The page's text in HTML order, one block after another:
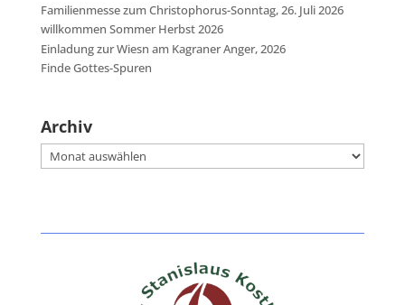
Familienmesse zum Christophorus-Sonntag, 26. Juli 2026
willkommen Sommer Herbst 2026
Einladung zur Wiesn am Kagraner Anger, 2026
Finde Gottes-Spuren
Archiv
Archiv